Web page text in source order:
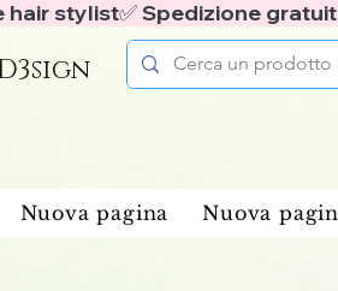
stylist✅ Spedizione
Nuova pagina Nuova